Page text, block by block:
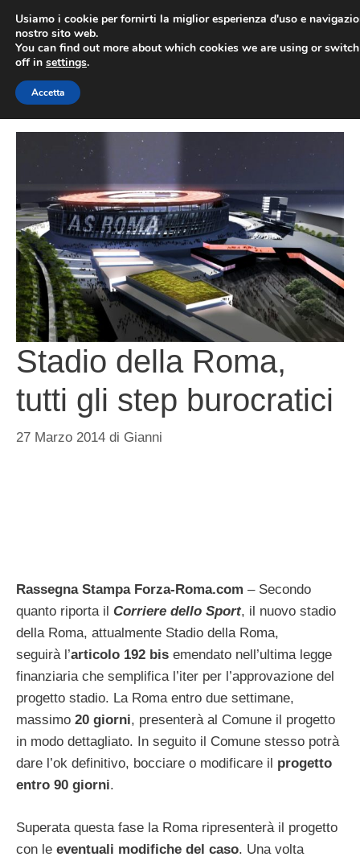
contenuto
Stadio della Roma,
tutti gli step burocratici
27 Marzo 2014 di Gianni
Rassegna Stampa Forza-Roma.com – Secondo
quanto riporta il Corriere dello Sport, il nuovo stadio
della Roma, attualmente Stadio della Roma,
seguirà l’articolo 192 bis emendato nell’ultima legge
finanziaria che semplifica l’iter per l’approvazione del
progetto stadio. La Roma entro due settimane,
massimo 20 giorni, presenterà al Comune il progetto
in modo dettagliato. In seguito il Comune stesso potrà
dare l’ok definitivo, bocciare o modificare il progetto
entro 90 giorni.
Superata questa fase la Roma ripresenterà il progetto
con le eventuali modifiche del caso. Una volta
Usiamo i cookie per fornirti la miglior esperienza d'uso e
nostro sito web.
You can find out more about which cookies we are using or
off in settings.
Accetta